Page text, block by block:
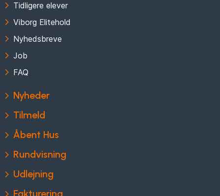
Tidligere elever
Viborg Elitehold
Nyhedsbreve
Job
FAQ
Nyheder
Tilmeld
Åbent Hus
Rundvisning
Udlejning